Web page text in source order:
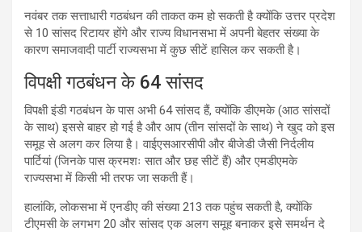
नवंबर तक सत्ताधारी गठबंधन की ताकत कम हो सकती है क्योंकि उत्तर प्रदेश
से 10 सांसद रिटायर होंगे और राज्य विधानसभा में अपनी बेहतर संख्या के
कारण समाजवादी पार्टी राज्यसभा में कुछ सीटें हासिल कर सकती है।
विपक्षी गठबंधन के 64 सांसद
विपक्षी इंडी गठबंधन के पास अभी 64 सांसद हैं, क्योंकि डीएमके (आठ सांसदों
के साथ) इससे बाहर हो गई है और आप (तीन सांसदों के साथ) ने खुद को इस
समूह से अलग कर लिया है। वाईएसआरसीपी और बीजेडी जैसी निर्दलीय
पार्टियां (जिनके पास क्रमशः सात और छह सीटें हैं) और एमडीएमके
राज्यसभा में किसी भी तरफ जा सकती हैं।
हालांकि, लोकसभा में एनडीए की संख्या 213 तक पहुंच सकती है, क्योंकि
टीएमसी के लगभग 20 और सांसद एक अलग समूह बनाकर इसे समर्थन दे